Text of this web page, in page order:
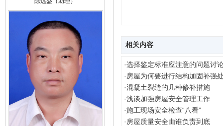
相关内容
·选择鉴定标准应注意的问题讨
· 房屋为何要进行结构加固补强
·混凝土裂缝的几种修补措施
·浅谈加强房屋安全管理工作
·施工现场安全检查“八看”
· 房屋质量安全由谁负责到底